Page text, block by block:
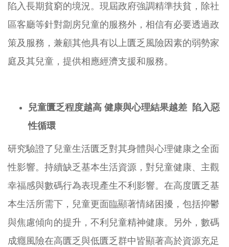
陷入長期貧窮的境況。現屆政府強調精準扶貧，除社
區客廳等針對劏房兒童的服務外，相信有必要透過政
策及服務，兼顧其他具有以上匱乏風險因素的弱勢家
庭及其兒童，提供相應經濟支援和服務。
兒童匱乏程度越高 健康與心理結果越差 陷入惡
性循環
研究驗證了兒童生活匱乏對其身體與心理健康之全面
性影響。持續缺乏基本生活資源，對兒童健康、主觀
幸福感與數碼行為表現產生不利影響。在高度匱乏基
本生活所需下，兒童更面臨顯著情緒困擾，包括抑鬱
與焦慮傾向的提升，不利兒童精神健康。另外，數碼
成癮風險在高匱乏與低匱乏群中皆顯著高於資源充足